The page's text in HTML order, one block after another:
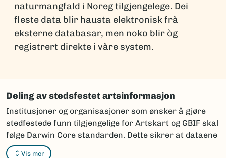
naturmangfald i Noreg tilgjengelege. Dei
fleste data blir hausta elektronisk frå
eksterne databasar, men noko blir òg
registrert direkte i våre system.
Deling av stedsfestet artsinformasjon
Vis mer
Institusjoner og organisasjoner som ønsker å gjøre
stedfestede funn tilgjengelige for Artskart og GBIF skal
følge Darwin Core standarden. Dette sikrer at dataene
kan integreres og vises korrekt i karttjenestene.